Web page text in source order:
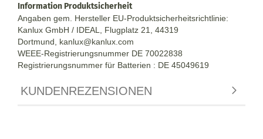
Information Produktsicherheit
Angaben gem. Hersteller EU-Produktsicherheitsrichtlinie:
Kanlux GmbH / IDEAL, Flugplatz 21, 44319
Dortmund, kanlux@kanlux.com
WEEE-Registrierungsnummer DE 70022838
Registrierungsnummer für Batterien : DE 45049619
KUNDENREZENSIONEN